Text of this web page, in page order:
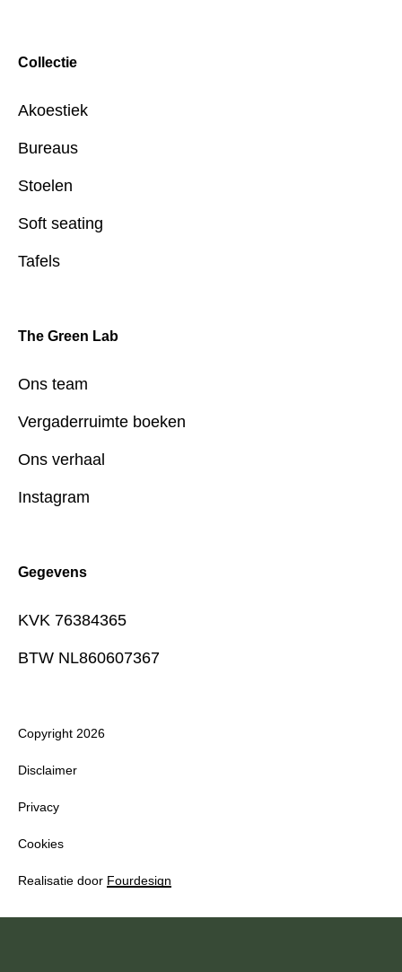
Collectie
Akoestiek
Bureaus
Stoelen
Soft seating
Tafels
The Green Lab
Ons team
Vergaderruimte boeken
Ons verhaal
Instagram
Gegevens
KVK 76384365
BTW NL860607367
Copyright 2026
Disclaimer
Privacy
Cookies
Realisatie door Fourdesign